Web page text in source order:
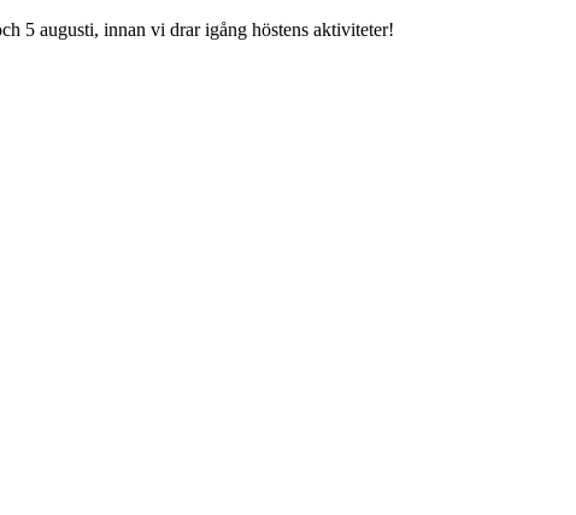
5 augusti, innan vi drar igång höstens aktiviteter!